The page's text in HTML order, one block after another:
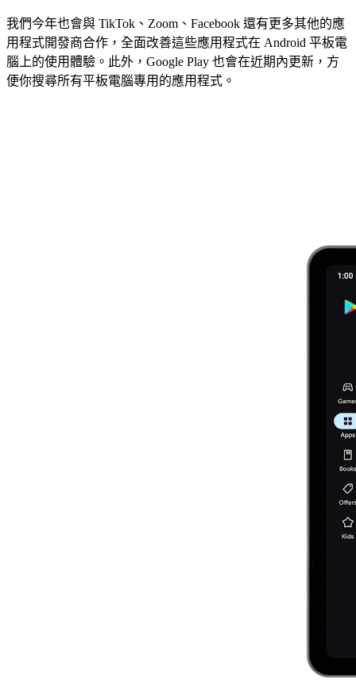
我們今年也會與 TikTok、Zoom、Facebook 還有更多其他的應
用程式開發商合作，全面改善這些應用程式在 Android 平板電
腦上的使用體驗。此外，Google Play 也會在近期內更新，方
便你搜尋所有平板電腦專用的應用程式。